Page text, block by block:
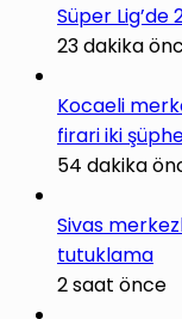
Süper Lig’de
23 dakika
Kocaeli
firari iki
54 dakika
Sivas
tutuklama
2 saat önce